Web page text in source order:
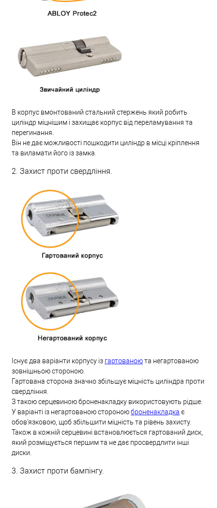
В корпус вмонтований стальний стержень який робить
циліндр міцнішим і захищає корпус від переламування та
перегинання.
Він не дає можливості пошкодити циліндр в місці кріплення
та виламати його із замка.
2. Захист проти свердління.
Існує два варіанти корпусу із гартованоюта негартованою
зовнішньою стороною.
Гартована сторона значно збільшує міцність циліндра проти
свердління.
З такою серцевиною броненакладку використовують рідше.
У варіанті із негартованою стороноюброненакладка є
обов'язковою, щоб збільшити міцність та рівень захисту.
Також в кожній серцевині встановлюється гартований диск,
який розміщується першим та не дає просвердлити інші
диски.
3. Захист проти бампінгу.